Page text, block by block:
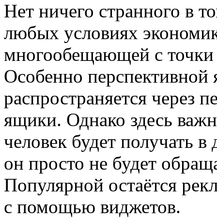
Нет ничего странного в
любых условиях
многообещающей с
Особенно перспективной
распространяется через
ящики. Однако здесь
человек будет получать
он просто не будет
Популярной остаётся
с помощью виджетов.